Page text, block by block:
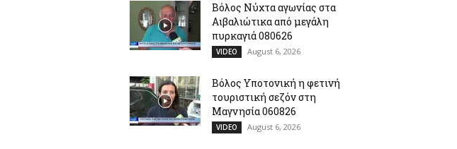
Βόλος Νύχτα αγωνίας στα
Αιβαλιώτικα από μεγάλη
πυρκαγιά 080626
VIDEO August 6, 2026
Βόλος Υποτονική η φετινή
τουριστική σεζόν στη
Μαγνησία 060826
VIDEO August 6, 2026